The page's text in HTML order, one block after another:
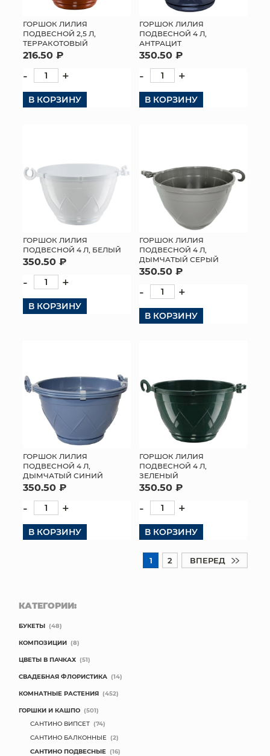
ГОРШОК ЛИЛИЯ
ПОДВЕСНОЙ 2,5 Л,
ТЕРРАКОТОВЫЙ
216.50 ₽
- +
В КОРЗИНУ
ГОРШОК ЛИЛИЯ
ПОДВЕСНОЙ 4 Л,
АНТРАЦИТ
350.50 ₽
- +
В КОРЗИНУ
ГОРШОК ЛИЛИЯ
ПОДВЕСНОЙ 4 Л, БЕЛЫЙ
350.50 ₽
- +
В КОРЗИНУ
ГОРШОК ЛИЛИЯ
ПОДВЕСНОЙ 4 Л,
ДЫМЧАТЫЙ СЕРЫЙ
350.50 ₽
- +
В КОРЗИНУ
ГОРШОК ЛИЛИЯ
ПОДВЕСНОЙ 4 Л,
ДЫМЧАТЫЙ СИНИЙ
350.50 ₽
- +
В КОРЗИНУ
ГОРШОК ЛИЛИЯ
ПОДВЕСНОЙ 4 Л,
ЗЕЛЕНЫЙ
350.50 ₽
- +
В КОРЗИНУ
1 2 ВПЕРЕД
КАТЕГОРИИ:
БУКЕТЫ (48)
КОМПОЗИЦИИ (8)
ЦВЕТЫ В ПАЧКАХ (51)
СВАДЕБНАЯ ФЛОРИСТИКА (14)
КОМНАТНЫЕ РАСТЕНИЯ (452)
ГОРШКИ И КАШПО (501)
САНТИНО ВИПСЕТ (74)
САНТИНО БАЛКОННЫЕ (2)
САНТИНО ПОДВЕСНЫЕ (16)